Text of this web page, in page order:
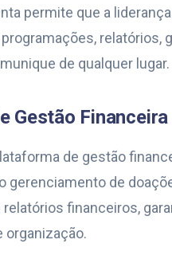
permite que a
relatórios,
de qualquer lugar.
Gestão Financeira
de gestão
gerenciamento de
financeiros,
organização.